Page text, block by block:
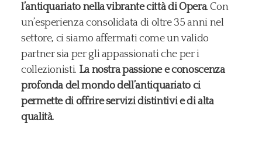
l’antiquariato nella vibrante città di Opera. Con
un’esperienza consolidata di oltre 35 anni nel
settore, ci siamo affermati come un valido
partner sia per gli appassionati che per i
collezionisti. La nostra passione e conoscenza
profonda del mondo dell’antiquariato ci
permette di offrire servizi distintivi e di alta
qualità.